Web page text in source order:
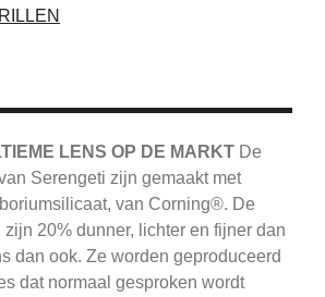
LENS OP DE MARKT De
Serengeti zijn gemaakt met
van Corning®. De
zijn 20% dunner, lichter en fijner dan
dan ook. Ze worden geproduceerd
dat normaal gesproken wordt